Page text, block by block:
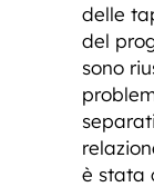
delle
del
sono
è stata